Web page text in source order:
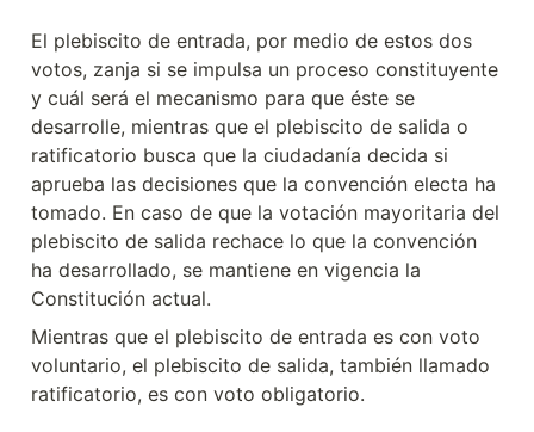
El plebiscito de entrada, por medio de estos dos
votos, zanja si se impulsa un proceso constituyente
y cuál será el mecanismo para que éste se
desarrolle, mientras que el plebiscito de salida o
ratificatorio busca que la ciudadanía decida si
aprueba las decisiones que la convención electa ha
tomado. En caso de que la votación mayoritaria del
plebiscito de salida rechace lo que la convención
ha desarrollado, se mantiene en vigencia la
Constitución actual.
Mientras que el plebiscito de entrada es con voto
voluntario, el plebiscito de salida, también llamado
ratificatorio, es con voto obligatorio.